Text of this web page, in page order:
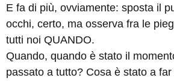
E fa di più, ovviamente: sposta il
occhi, certo, ma osserva fra le
tutti noi QUANDO.
Quando, quando è stato il
passato a tutto? Cosa è stato a